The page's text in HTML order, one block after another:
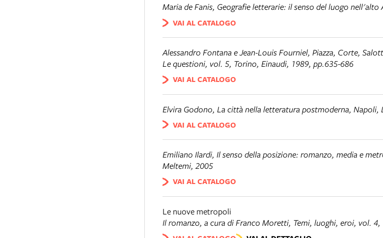
Maria de Fanis, Geografie letterarie: il senso del luogo nell'alto
VAI AL CATALOGO
Alessandro Fontana e Jean-Louis Fourniel, Piazza, Corte,
Le questioni, vol. 5, Torino, Einaudi, 1989, pp.635-686
VAI AL CATALOGO
Elvira Godono, La città nella letteratura postmoderna, Napoli,
VAI AL CATALOGO
Emiliano Ilardi, Il senso della posizione: romanzo, media e
Meltemi, 2005
VAI AL CATALOGO
Le nuove metropoli
Il romanzo, a cura di Franco Moretti, Temi, luoghi, eroi, vol. 4,